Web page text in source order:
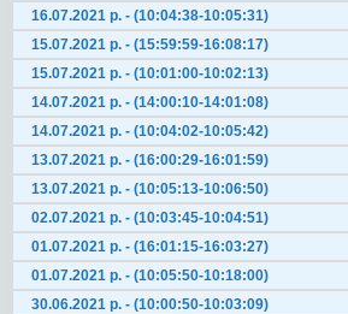
16.07.2021 р. - (10:04:38-10:05:31)
15.07.2021 р. - (15:59:59-16:08:17)
15.07.2021 р. - (10:01:00-10:02:13)
14.07.2021 р. - (14:00:10-14:01:08)
14.07.2021 р. - (10:04:02-10:05:42)
13.07.2021 р. - (16:00:29-16:01:59)
13.07.2021 р. - (10:05:13-10:06:50)
02.07.2021 р. - (10:03:45-10:04:51)
01.07.2021 р. - (16:01:15-16:03:27)
01.07.2021 р. - (10:05:50-10:18:00)
30.06.2021 р. - (10:00:50-10:03:09)